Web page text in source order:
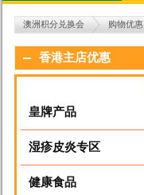
澳洲积分兑换会 购物优惠
香港主店优惠
皇牌产品
湿疹皮炎专区
健康食品